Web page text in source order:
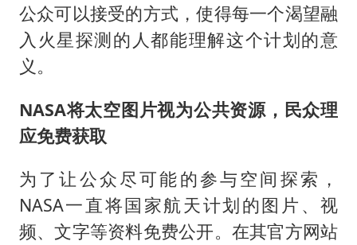
景区回应“麦积山石窟看完需2000元”
曹颖儿子首次演长剧
全球最大级别运输船通过长江大桥
公众可以接受的方式，使得每一个渴望融
入火星探测的人都能理解这个计划的意
义。
NASA将太空图片视为公共资源，民众理
应免费获取
为了让公众尽可能的参与空间探索，
NASA一直将国家航天计划的图片、视
频、文字等资料免费公开。在其官方网站